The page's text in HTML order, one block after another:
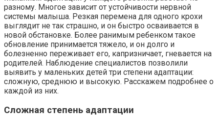
разному. Многое зависит от устойчивости нервной
системы малыша. Резкая перемена для одного крохи
выглядит не так страшно, и он быстро осваивается в
новой обстановке. Более ранимым ребенком такое
обновление принимается тяжело, и он долго и
болезненно переживает его, капризничает, гневается на
родителей. Наблюдение специалистов позволили
выявить у маленьких детей три степени адаптации:
сложную, среднюю и высокую. Расскажем подробнее о
каждой из них.
Сложная степень адаптации